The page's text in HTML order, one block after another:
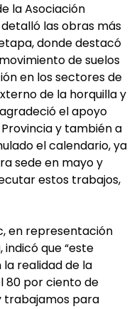
la Asociación
las obras más
donde destacó
de suelos
en los sectores de
de la horquilla y
el apoyo
y también a
el calendario, ya
sede en mayo y
estos trabajos,
en representación
indicó que “este
realidad de la
80 por ciento de
trabajamos para